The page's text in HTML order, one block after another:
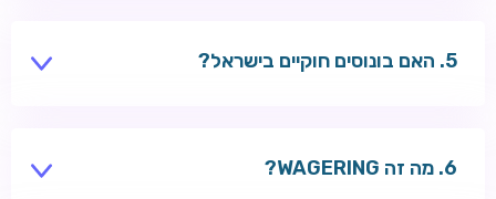
האם בונוסים חוקיים בישראל?
מה זה WAGERING?